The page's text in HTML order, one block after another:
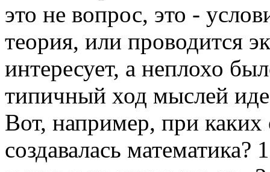
это не вопрос, это -
теория, или проводится
интересует, а неплохо
типичный ход мыслей
Вот, например, при каких
создавалась